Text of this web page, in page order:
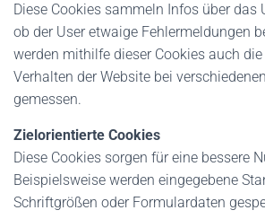
Diese Cookies sammeln Infos über das
ob der User etwaige Fehlermeldungen
werden mithilfe dieser Cookies auch
Verhalten der Website bei
gemessen.
Zielorientierte Cookies
Diese Cookies sorgen für eine bessere
Beispielsweise werden eingegebene
Schriftgrößen oder Formulardaten